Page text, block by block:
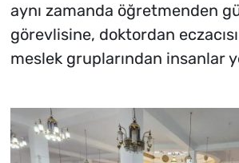
aynı zamanda öğretmenden
görevlisine, doktordan
meslek gruplarından insanlar